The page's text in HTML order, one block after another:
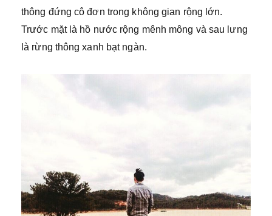
thông đứng cô đơn trong không gian rộng lớn.
Trước mặt là hồ nước rộng mênh mông và sau lưng
là rừng thông xanh bạt ngàn.